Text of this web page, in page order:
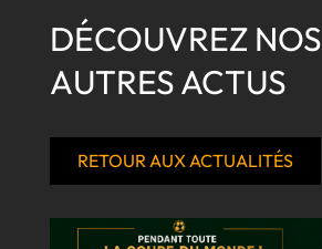
DÉCOUVREZ NOS
AUTRES ACTUS
RETOUR AUX ACTUALITÉS